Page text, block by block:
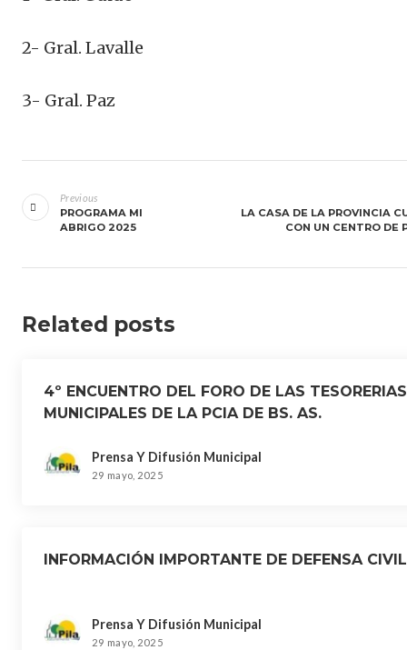
2- Gral. Lavalle
3- Gral. Paz
de
entradas
Previous
PROGRAMA MI
ABRIGO 2025
LA CASA DE LA PROVINCIA
CON UN CENTRO DE
Related posts
4º ENCUENTRO DEL FORO DE LAS TESORERIAS
MUNICIPALES DE LA PCIA DE BS. AS.
Prensa Y Difusión Municipal
29 mayo, 2025
INFORMACIÓN IMPORTANTE DE DEFENSA CIVIL
Prensa Y Difusión Municipal
29 mayo, 2025